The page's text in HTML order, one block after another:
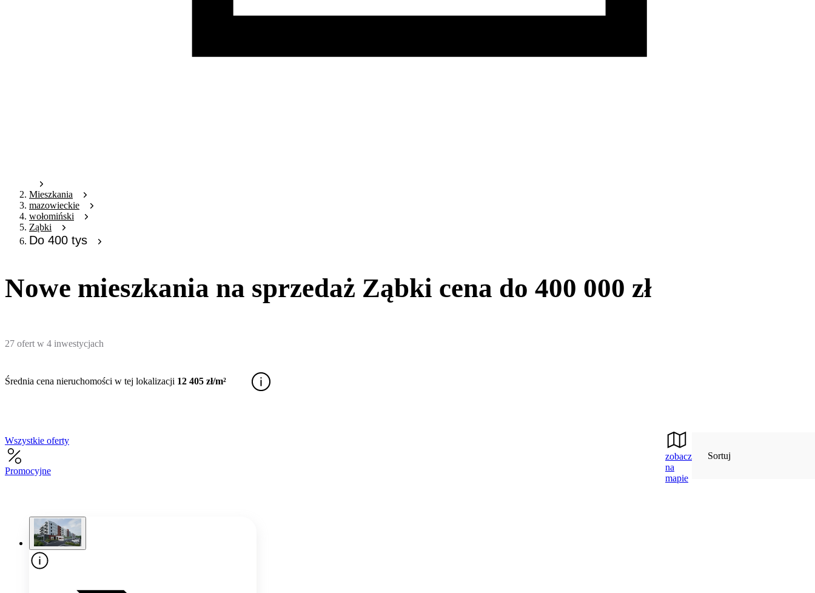
Mieszkania
mazowieckie
wołomiński
Ząbki
Do 400 tys
Nowe mieszkania na sprzedaż Ząbki cena do 400 000 zł
27 ofert w 4 inwestycjach
Średnia cena nieruchomości w tej lokalizacji 12 405 zł/m²
Wszystkie oferty
Promocyjne
zobacz
na
mapie
Sortuj